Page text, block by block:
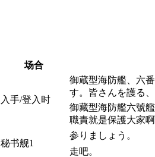
场合
入手/登入时
御蔵型海防艦、六
す。皆さんを護る
御藏型海防艦六號
職責就是保護大家
秘书舰1
参りましょう。
走吧。